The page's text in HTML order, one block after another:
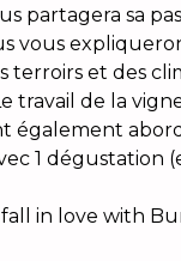
partagera sa
vous
terroirs et des
travail de la
également
1 dégustation
in love with